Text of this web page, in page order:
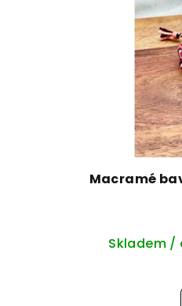
Macramé
Skladem /